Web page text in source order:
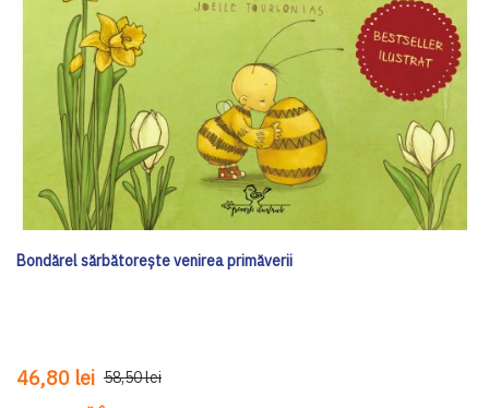
Bondărel sărbătorește venirea primăverii
46,80 lei 58,50 lei